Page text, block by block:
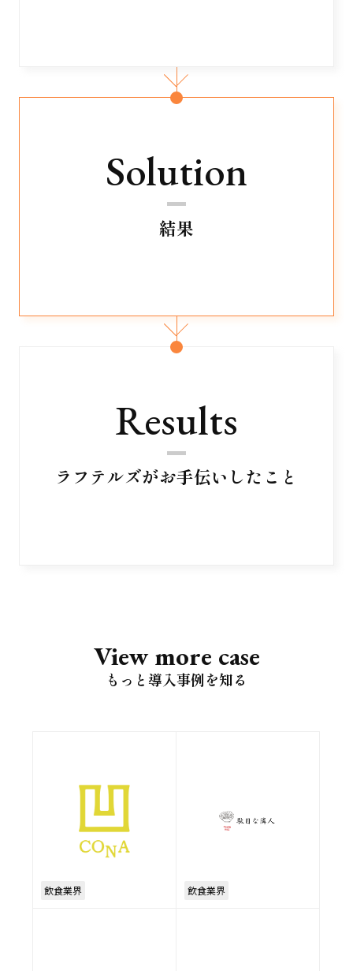
Solution
結果
Results
ラフテルズがお手伝いしたこと
View more case
もっと導入事例を知る
飲食業界 飲食業界